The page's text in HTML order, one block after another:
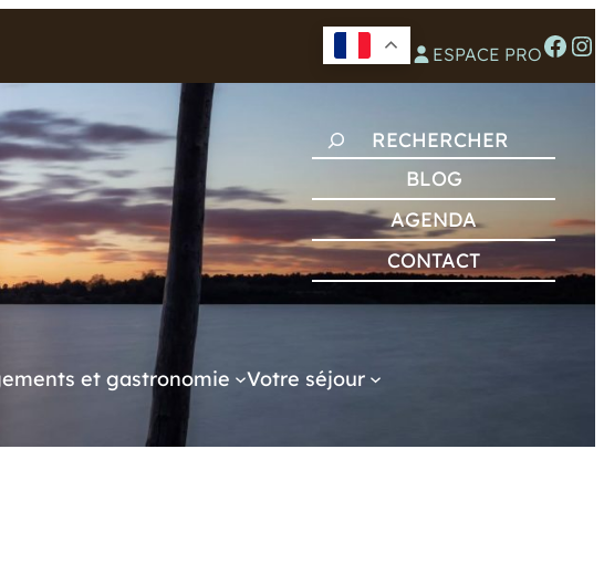
ESPACE PROFacebook Instagram
C
H
E
R
H
R
BLOG
AGENDA
CONTACT
et gastronomie Votre séjour